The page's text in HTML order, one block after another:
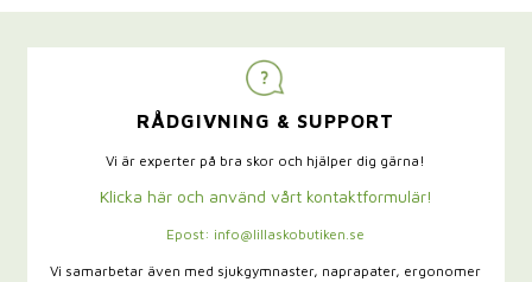
RÅDGIVNING & SUPPORT
Vi är experter på bra skor och hjälper dig gärna!
Klicka här och använd vårt kontaktformulär!
Epost: info@lillaskobutiken.se
Vi samarbetar även med sjukgymnaster, naprapater, ergonomer